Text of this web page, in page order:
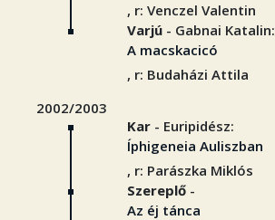
, r: Venczel Valentin
Varjú - Gabnai Katalin:
A macskacicó
, r: Budaházi Attila
2002/2003
Kar - Euripidész:
Íphigeneia Auliszban
, r: Parászka Miklós
Szereplő -
Az éj tánca